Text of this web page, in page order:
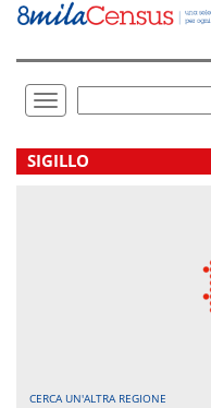
Vai
direttamente
Toggle
navigation
.
SIGILLO
CERCA UN'ALTRA REGIONE